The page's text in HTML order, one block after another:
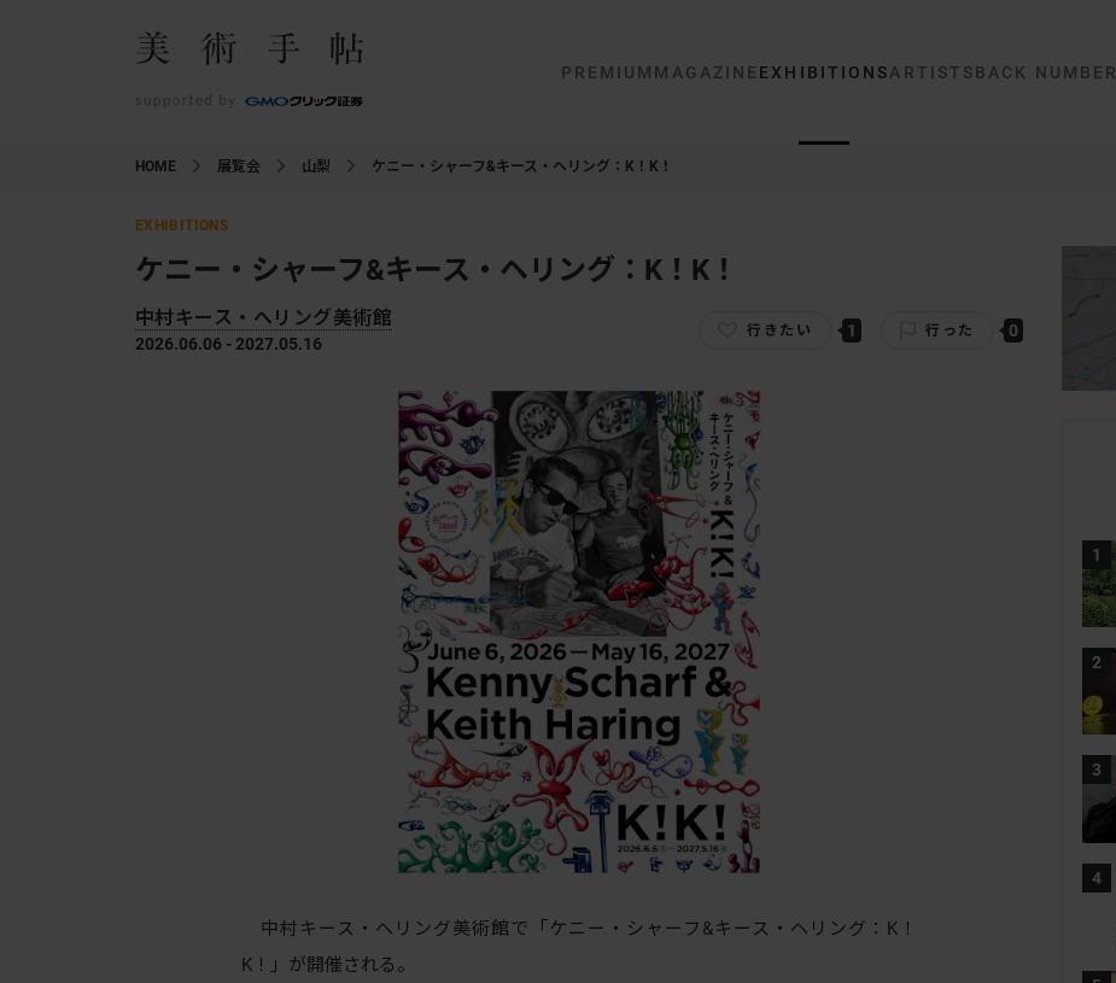
PREMIUM MAGAZINE EXHIBITIONSARTISTSBACK NUMBER
HOME 展覧会 山梨 ケニー・シャーフ&キース・ヘリング：K！K！
EXHIBITIONS
ケニー・シャーフ&キース・ヘリング：K！K！
中村キース・へリング美術館
2026.06.06 - 2027.05.16
行きたい 1 行った 0
中村キース・へリング美術館で「ケニー・シャーフ&キース・ヘリング：K！
K！」が開催される。